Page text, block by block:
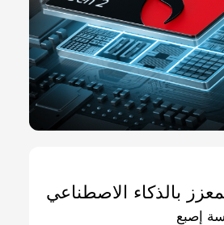
بالذكاء الاصطناعي
إصبع